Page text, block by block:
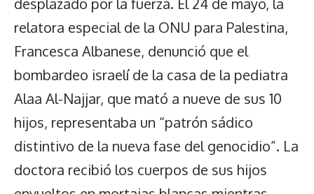
relatora especial de la ONU para Palestina,
Francesca Albanese, denunció que el
bombardeo israelí de la casa de la pediatra
Alaa Al-Najjar, que mató a nueve de sus 10
hijos, representaba un “patrón sádico
distintivo de la nueva fase del genocidio”. La
doctora recibió los cuerpos de sus hijos